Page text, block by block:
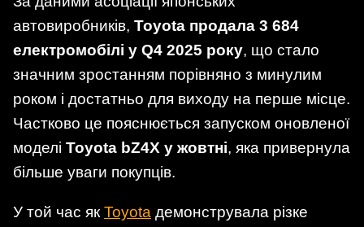
автовиробників, Toyota продала 3 684
електромобілі у Q4 2025 року, що стало
значним зростанням порівняно з минулим
роком і достатньо для виходу на перше місце.
Частково це пояснюється запуском оновленої
моделі Toyota bZ4X у жовтні, яка привернула
більше уваги покупців.
У той час якToyota демонструвала різке